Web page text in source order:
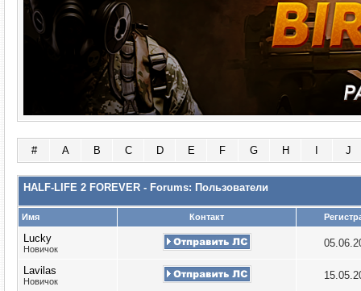
# A B C D E F G H J
HALF-LIFE 2 FOREVER - Forums: Пользователи
Имя Контакт
Lucky
Новичок
Lavilas
Новичок